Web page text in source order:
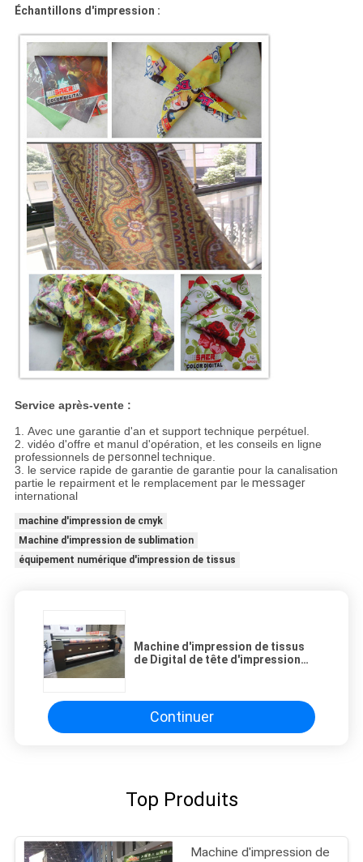
Échantillons d'impression :
Service après-vente :
1. Avec une garantie d'an et support technique perpétuel.
2. vidéo d'offre et manul d'opération, et les conseils en ligne
professionnels de personnel technique.
3. le service rapide de garantie de garantie pour la canalisation
partie le repairment et le remplacement par le messager
international
machine d'impression de cmyk
Machine d'impression de sublimation
équipement numérique d'impression de tissus
Machine d'impression de tissus
de Digital de tête d'impression
Continuer
Top Produits
Machine d'impression de